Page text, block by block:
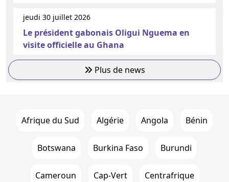
jeudi 30 juillet 2026
Le président gabonais Oligui Nguema en
visite officielle au Ghana
Plus de news
Afrique du Sud Algérie Angola Bénin
Botswana Burkina Faso Burundi
Cameroun Cap-Vert Centrafrique